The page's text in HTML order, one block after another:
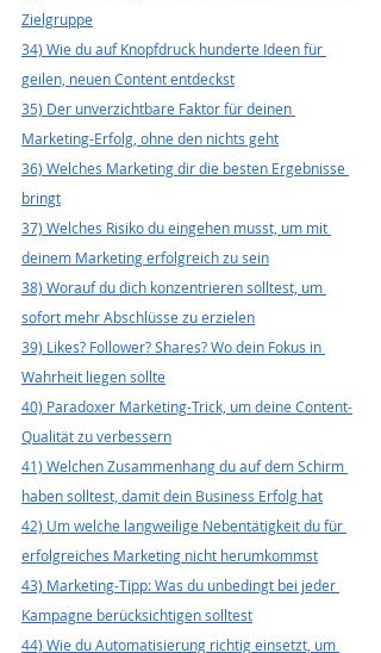
Zielgruppe
34) Wie du auf Knopfdruck hunderte Ideen für
geilen, neuen Content entdeckst
35) Der unverzichtbare Faktor für deinen
Marketing-Erfolg, ohne den nichts geht
36) Welches Marketing dir die besten Ergebnisse
bringt
37) Welches Risiko du eingehen musst, um mit
deinem Marketing erfolgreich zu sein
38) Worauf du dich konzentrieren solltest, um
sofort mehr Abschlüsse zu erzielen
39) Likes? Follower? Shares? Wo dein Fokus in
Wahrheit liegen sollte
40) Paradoxer Marketing-Trick, um deine Content-
Qualität zu verbessern
41) Welchen Zusammenhang du auf dem Schirm
haben solltest, damit dein Business Erfolg hat
42) Um welche langweilige Nebentätigkeit du für
erfolgreiches Marketing nicht herumkommst
43) Marketing-Tipp: Was du unbedingt bei jeder
Kampagne berücksichtigen solltest
44) Wie du Automatisierung richtig einsetzt, um